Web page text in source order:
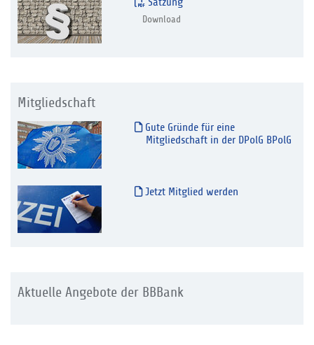
Download
Mitgliedschaft
Gute Gründe für eine
Mitgliedschaft in der DPolG BPolG
Jetzt Mitglied werden
Aktuelle Angebote der BBBank